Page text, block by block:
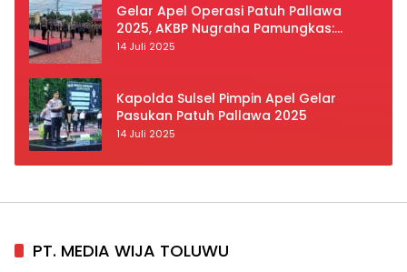
Gelar Apel Operasi Patuh Pallawa
2025, AKBP Nugraha Pamungkas:
Kedisiplinan dan Keselamatan Jadi
14 Juli 2025
Kapolda Sulsel Pimpin Apel Gelar
Pasukan Patuh Pallawa 2025
14 Juli 2025
PT. MEDIA WIJA TOLUWU